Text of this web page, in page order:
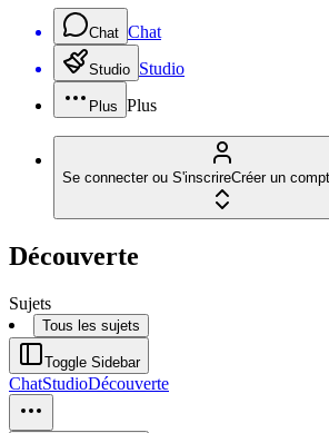
Chat Chat
Studio Studio
Plus Plus
Se connecter ou S'inscrireCréer un
Découverte
Sujets
Tous les sujets
Toggle Sidebar
ChatStudioDécouverte